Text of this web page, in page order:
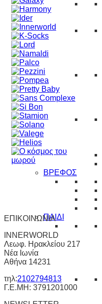
ΒΡΕΦΟΣ
ΠΑΙΔΙ
ΕΠΙΚΟΙΝΩΝΙΑ
INNERWORLD
Λεωφ. Ηρακλείου 217
Νέα Ιωνία
Αθήνα 14231
τηλ:2102794813
Γ.Ε.ΜΗ: 3791201000